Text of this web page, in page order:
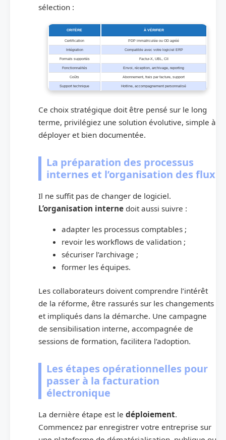
sélection :
CRITÈRE À VÉRIFIER
Certification PDP immatriculée ou OD agréé
Intégration Compatible avec votre logiciel ERP
Formats supportés Factur-X, UBL, CII
Fonctionnalités Envoi, réception, archivage, reporting
Coûts Abonnement, frais par facture, support
Support technique Hotline, accompagnement personnalisé
Ce choix stratégique doit être pensé sur le long
terme, privilégiez une solution évolutive, simple à
déployer et bien documentée.
La préparation des processus
internes et l’organisation des flux
Il ne suffit pas de changer de logiciel.
L’organisation interne doit aussi suivre :
adapter les processus comptables ;
revoir les workflows de validation ;
sécuriser l’archivage ;
former les équipes.
Les collaborateurs doivent comprendre l’intérêt
de la réforme, être rassurés sur les changements
et impliqués dans la démarche. Une campagne
de sensibilisation interne, accompagnée de
sessions de formation, facilitera l’adoption.
Les étapes opérationnelles pour
passer à la facturation
électronique
La dernière étape est le déploiement.
Commencez par enregistrer votre entreprise sur